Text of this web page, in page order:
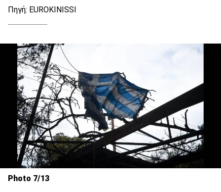
Πηγή: EUROKINISSI
Photo 7/13